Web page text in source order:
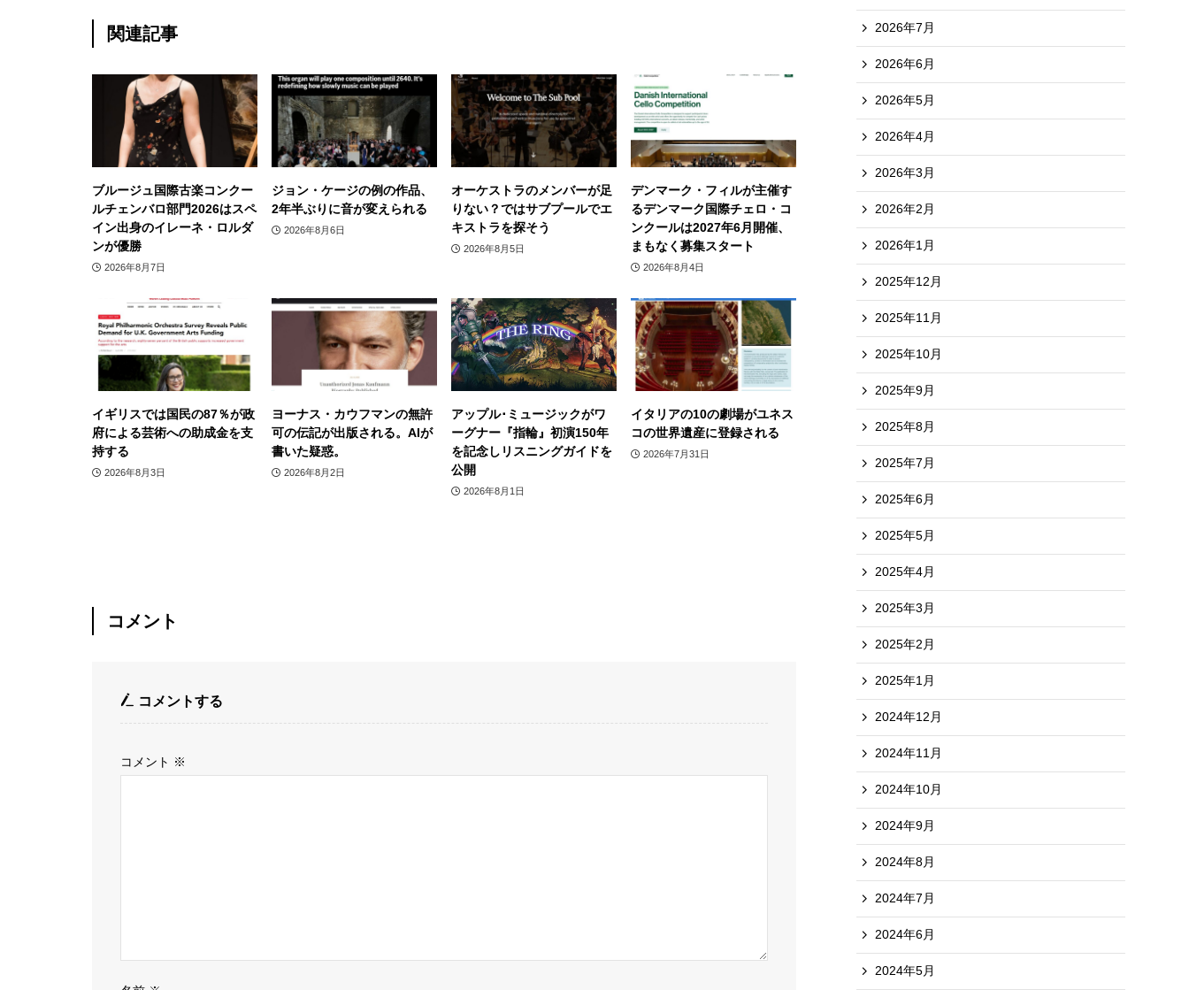
関連記事
ブルージュ国際古楽コンクー
ルチェンバロ部門2026はスペ
イン出身のイレーネ・ロルダ
ンが優勝
2026年8月7日
ジョン・ケージの例の作品、
2年半ぶりに音が変えられる
2026年8月6日
オーケストラのメンバーが足
りない？ではサブプールでエ
キストラを探そう
2026年8月5日
デンマーク・フィルが主催す
るデンマーク国際チェロ・コ
ンクールは2027年6月開催、
まもなく募集スタート
2026年8月4日
イギリスでは国民の87％が政
府による芸術への助成金を支
持する
2026年8月3日
ヨーナス・カウフマンの無許
可の伝記が出版される。AIが
書いた疑惑。
2026年8月2日
アップル･ミュージックがワ
ーグナー『指輪』初演150年
を記念しリスニングガイドを
公開
2026年8月1日
イタリアの10の劇場がユネス
コの世界遺産に登録される
2026年7月31日
コメント
コメントする
コメント ※
2026年7月
2026年6月
2026年5月
2026年4月
2026年3月
2026年2月
2026年1月
2025年12月
2025年11月
2025年10月
2025年9月
2025年8月
2025年7月
2025年6月
2025年5月
2025年4月
2025年3月
2025年2月
2025年1月
2024年12月
2024年11月
2024年10月
2024年9月
2024年8月
2024年7月
2024年6月
2024年5月